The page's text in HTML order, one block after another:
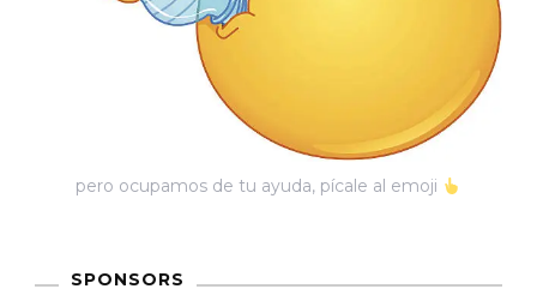
pero ocupamos de tu ayuda, pícale al emoji
SPONSORS